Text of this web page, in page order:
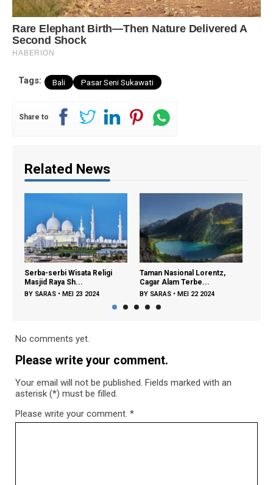
Tags: Bali Pasar Seni Sukawati
Share to
Related News
serbi Wisata Religi
Raya Sh...
SARAS •MEI 23 2024
Taman Nasional Lorentz,
Cagar Alam Terbe...
SARAS •MEI 22 2024
No comments yet.
Please write your comment.
Your email will not be published. Fields marked with an
asterisk (*) must be filled.
Please write your comment. *